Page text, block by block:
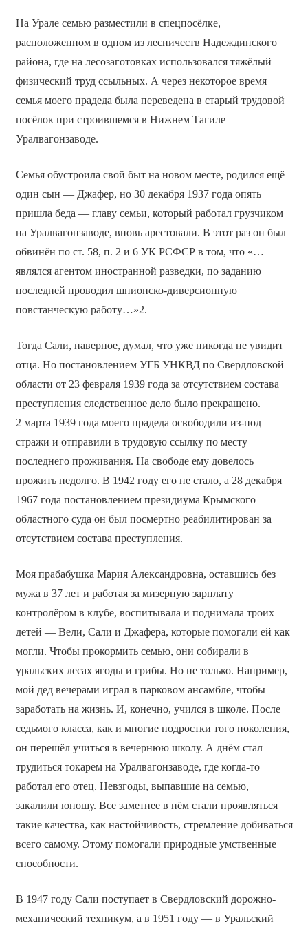
На Урале семью разместили в спецпосёлке,
расположенном в одном из лесничеств Надеждинского
района, где на лесозаготовках использовался тяжёлый
физический труд ссыльных. А через некоторое время
семья моего прадеда была переведена в старый трудовой
посёлок при строившемся в Нижнем Тагиле
Уралвагонзаводе.
Семья обустроила свой быт на новом месте, родился ещё
один сын — Джафер, но 30 декабря 1937 года опять
пришла беда — главу семьи, который работал грузчиком
на Уралвагонзаводе, вновь арестовали. В этот раз он был
обвинён по ст. 58, п. 2 и 6 УК РСФСР в том, что «…
являлся агентом иностранной разведки, по заданию
последней проводил шпионско-диверсионную
повстанческую работу…»2.
Тогда Сали, наверное, думал, что уже никогда не увидит
отца. Но постановлением УГБ УНКВД по Свердловской
области от 23 февраля 1939 года за отсутствием состава
преступления следственное дело было прекращено.
2 марта 1939 года моего прадеда освободили из-под
стражи и отправили в трудовую ссылку по месту
последнего проживания. На свободе ему довелось
прожить недолго. В 1942 году его не стало, а 28 декабря
1967 года постановлением президиума Крымского
областного суда он был посмертно реабилитирован за
отсутствием состава преступления.
Моя прабабушка Мария Александровна, оставшись без
мужа в 37 лет и работая за мизерную зарплату
контролёром в клубе, воспитывала и поднимала троих
детей — Вели, Сали и Джафера, которые помогали ей как
могли. Чтобы прокормить семью, они собирали в
уральских лесах ягоды и грибы. Но не только. Например,
мой дед вечерами играл в парковом ансамбле, чтобы
заработать на жизнь. И, конечно, учился в школе. После
седьмого класса, как и многие подростки того поколения,
он перешёл учиться в вечернюю школу. А днём стал
трудиться токарем на Уралвагонзаводе, где когда-то
работал его отец. Невзгоды, выпавшие на семью,
закалили юношу. Все заметнее в нём стали проявляться
такие качества, как настойчивость, стремление добиваться
всего самому. Этому помогали природные умственные
способности.
В 1947 году Сали поступает в Свердловский дорожно-
механический техникум, а в 1951 году — в Уральский